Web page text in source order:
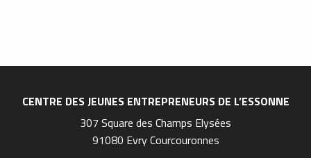
CENTRE DES JEUNES ENTREPRENEURS DE L’ESSONNE
307 Square des Champs Elysées
91080 Evry Courcouronnes